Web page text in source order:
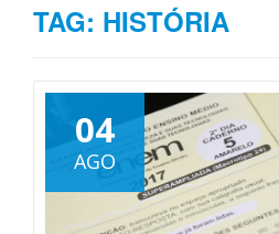
TAG: HISTÓRIA
04
AGO